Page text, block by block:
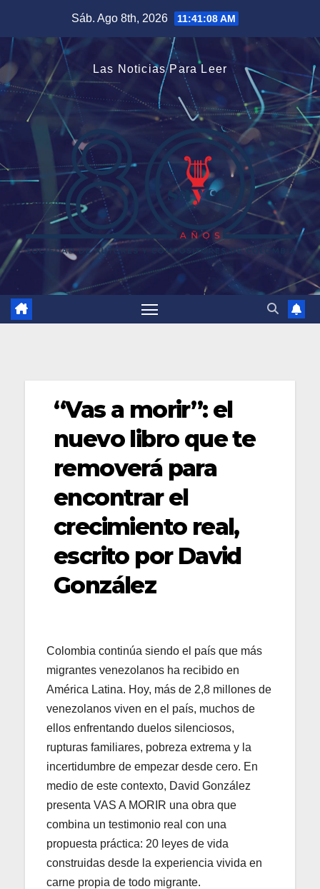
contenido
Sáb. Ago 8th, 2026 11:41:08 AM
Las Noticias Para Leer
“Vas a morir”: el
nuevo libro que te
removerá para
encontrar el
crecimiento real,
escrito por David
González
Colombia continúa siendo el país que más
migrantes venezolanos ha recibido en
América Latina. Hoy, más de 2,8 millones de
venezolanos viven en el país, muchos de
ellos enfrentando duelos silenciosos,
rupturas familiares, pobreza extrema y la
incertidumbre de empezar desde cero. En
medio de este contexto, David González
presenta VAS A MORIR una obra que
combina un testimonio real con una
propuesta práctica: 20 leyes de vida
construidas desde la experiencia vivida en
carne propia de todo migrante.